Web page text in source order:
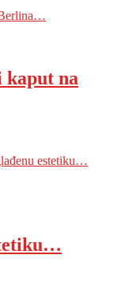
kaput na
estetiku…